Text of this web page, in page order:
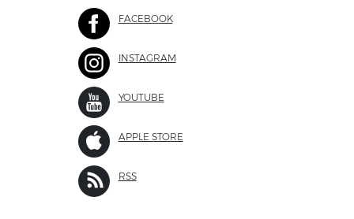
FACEBOOKSITE EXTERNO
INSTAGRAM
YOUTUBE
APPLE STORE
RSS